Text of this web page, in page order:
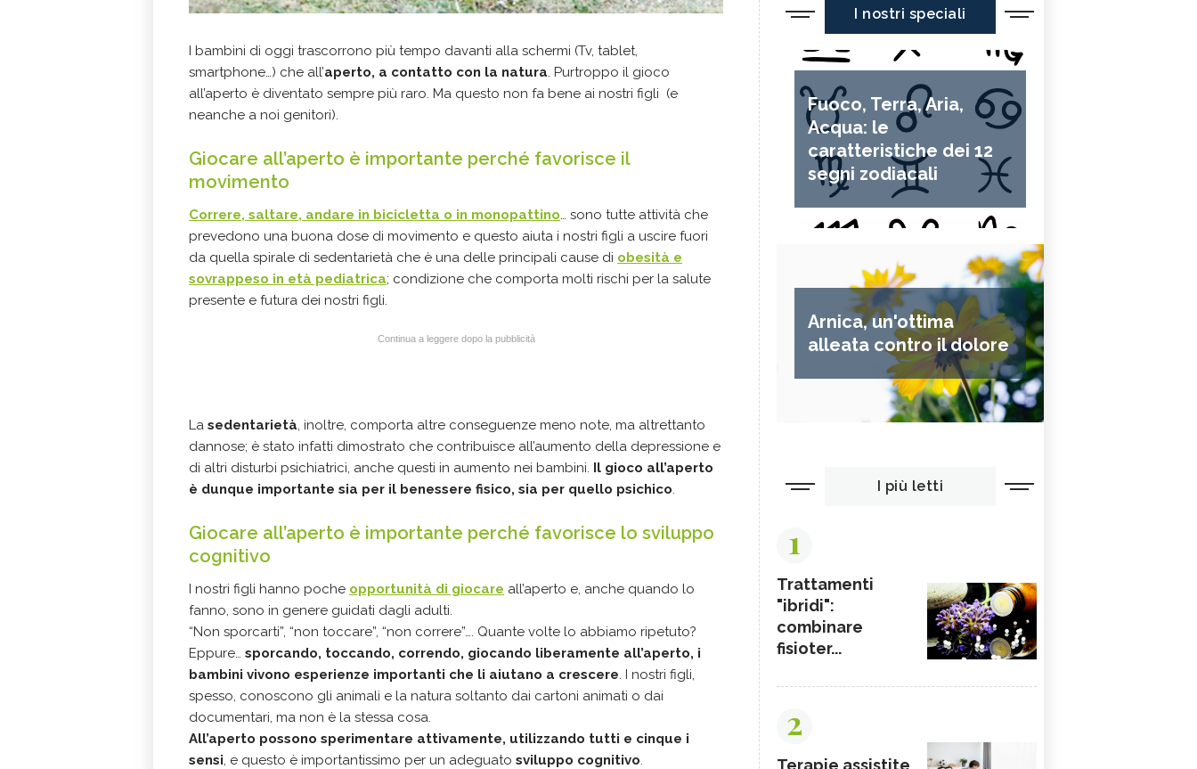
I bambini di oggi trascorrono più tempo davanti alla schermi (Tv, tablet,
smartphone…) che all’aperto, a contatto con la natura. Purtroppo il gioco
all’aperto è diventato sempre più raro. Ma questo non fa bene ai nostri figli (e
neanche a noi genitori).
Giocare all’aperto è importante perché favorisce il
movimento
Correre, saltare, andare in bicicletta o in monopattino… sono tutte attività che
prevedono una buona dose di movimento e questo aiuta i nostri figli a uscire fuori
da quella spirale di sedentarietà che è una delle principali cause di obesità e
sovrappeso in età pediatrica; condizione che comporta molti rischi per la salute
presente e futura dei nostri figli.
Continua a leggere dopo la pubblicità
La sedentarietà, inoltre, comporta altre conseguenze meno note, ma altrettanto
dannose; è stato infatti dimostrato che contribuisce all’aumento della depressione e
di altri disturbi psichiatrici, anche questi in aumento nei bambini. Il gioco all’aperto
è dunque importante sia per il benessere fisico, sia per quello psichico.
Giocare all’aperto è importante perché favorisce lo sviluppo
cognitivo
I nostri figli hanno poche opportunità di giocare all’aperto e, anche quando lo
fanno, sono in genere guidati dagli adulti.
“Non sporcarti”, “non toccare”, “non correre”…. Quante volte lo abbiamo ripetuto?
Eppure… sporcando, toccando, correndo, giocando liberamente all’aperto, i
bambini vivono esperienze importanti che li aiutano a crescere. I nostri figli,
spesso, conoscono gli animali e la natura soltanto dai cartoni animati o dai
documentari, ma non è la stessa cosa.
All’aperto possono sperimentare attivamente, utilizzando tutti e cinque i
sensi, e questo è importantissimo per un adeguato sviluppo cognitivo.
I nostri speciali
Fuoco, Terra, Aria,
Acqua: le
caratteristiche dei 12
segni zodiacali
Arnica, un'ottima
alleata contro il dolore
I più letti
1
Trattamenti
"ibridi":
combinare
fisioter...
2
Terapie assistite